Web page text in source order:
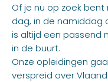
Of je nu op zoek
dag, in de namiddag
is altijd een passend
in de buurt.
Onze opleidingen
verspreid over